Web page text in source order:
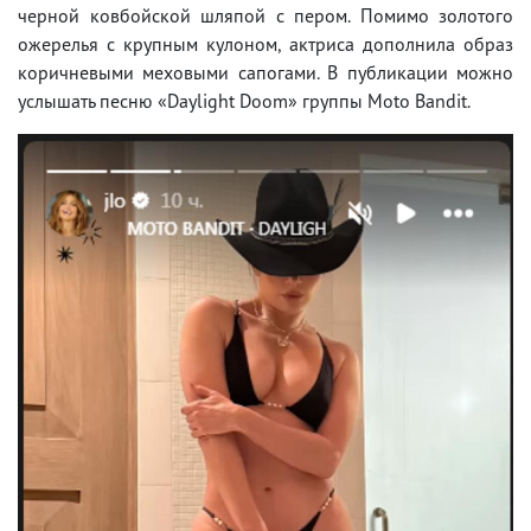
черной ковбойской шляпой с пером. Помимо золотого
ожерелья с крупным кулоном, актриса дополнила образ
коричневыми меховыми сапогами. В публикации можно
услышать песню «Daylight Doom» группы Moto Bandit.